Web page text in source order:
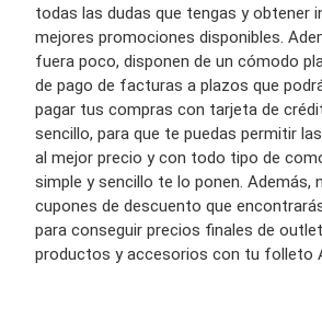
todas las dudas que tengas y obtener
mejores promociones disponibles.
fuera poco, disponen de un cómodo
de pago de facturas a plazos que
pagar tus compras con tarjeta de
sencillo, para que te puedas permitir
al mejor precio y con todo tipo de
simple y sencillo te lo ponen. Además,
cupones de descuento que
para conseguir precios finales de
productos y accesorios con tu folleto